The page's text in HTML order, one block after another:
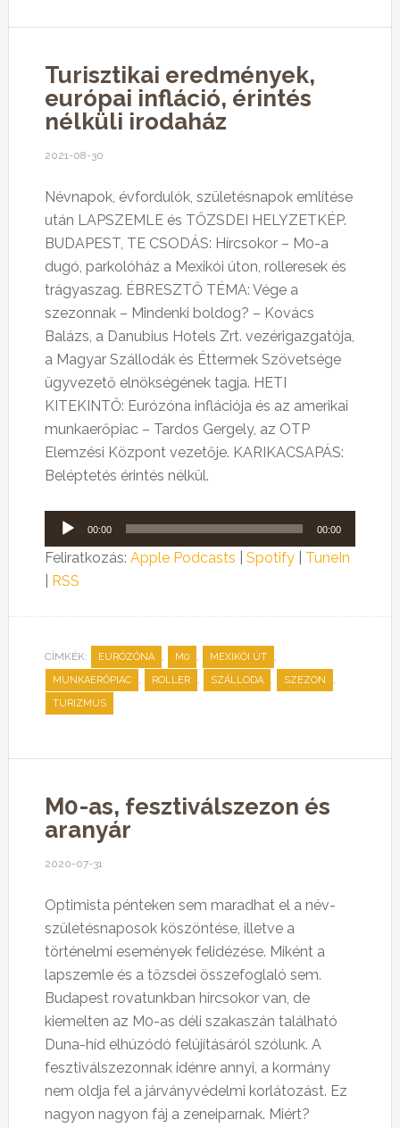
Turisztikai eredmények,
európai infláció, érintés
nélküli irodaház
2021-08-30
Névnapok, évfordulók, születésnapok említése
után LAPSZEMLE és TŐZSDEI HELYZETKÉP.
BUDAPEST, TE CSODÁS: Hírcsokor – M0-a
dugó, parkolóház a Mexikói úton, rolleresek és
trágyaszag. ÉBRESZTŐ TÉMA: Vége a
szezonnak – Mindenki boldog? – Kovács
Balázs, a Danubius Hotels Zrt. vezérigazgatója,
a Magyar Szállodák és Éttermek Szövetsége
ügyvezető elnökségének tagja. HETI
KITEKINTŐ: Eurózóna inflációja és az amerikai
munkaerőpiac – Tardos Gergely, az OTP
Elemzési Központ vezetője. KARIKACSAPÁS:
Beléptetés érintés nélkül.
Audió
lejátszó
00:00 00:00
Feliratkozás: Apple Podcasts Spotify| TuneIn
RSS
CÍMKÉK: EURÓZÓNA , M0 , MEXIKÓI ÚT ,
MUNKAERŐPIAC , ROLLER , SZÁLLODA , SZEZON ,
TURIZMUS
M0-as, fesztiválszezon és
aranyár
2020-07-31
Optimista pénteken sem maradhat el a név-
születésnaposok köszöntése, illetve a
történelmi események felidézése. Miként a
lapszemle és a tőzsdei összefoglaló sem.
Budapest rovatunkban hírcsokor van, de
kiemelten az M0-as déli szakaszán található
Duna-híd elhúzódó felújításáról szólunk. A
fesztiválszezonnak idénre annyi, a kormány
nem oldja fel a járványvédelmi korlátozást. Ez
nagyon nagyon fáj a zeneiparnak. Miért?